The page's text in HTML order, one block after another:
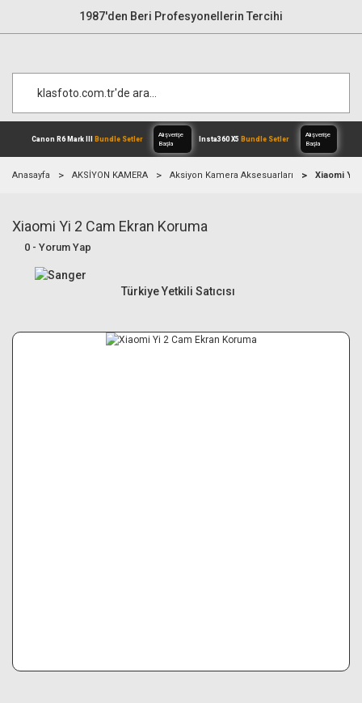
1987'den Beri Profesyonellerin Tercihi
Canon R6 Mark III Bundle Setler
Anasayfa AKSİYON KAMERA Aksiyon Kamera Aksesuarları Xiaomi Yi
Xiaomi Yi 2 Cam Ekran Koruma
0 - Yorum Yap
Türkiye Yetkili Satıcısı